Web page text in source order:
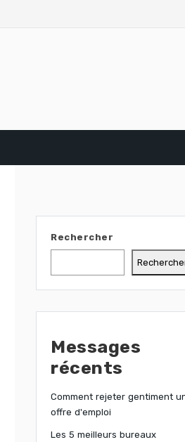
Rechercher
Messages
récents
Comment rejeter gentiment
offre d'emploi
Les 5 meilleurs bureaux